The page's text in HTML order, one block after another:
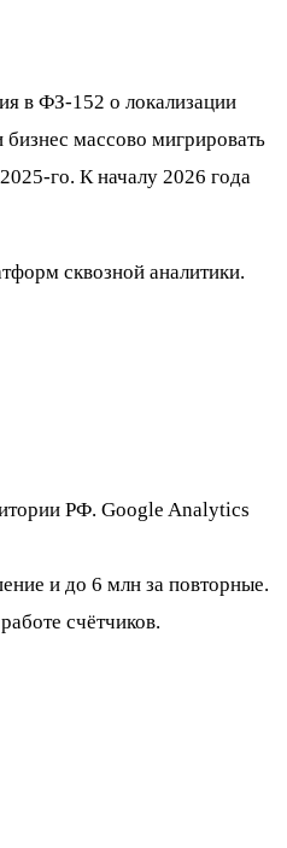
в ФЗ-152 о локализации
массово мигрировать
го. К началу 2026 года
сквозной аналитики.
РФ. Google Analytics
и до 6 млн за повторные.
счётчиков.